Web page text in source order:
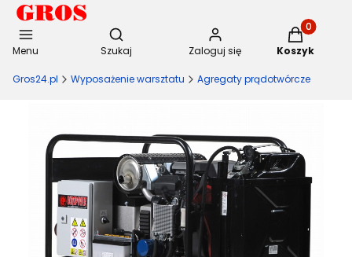
Menu
Otwórz wyszukiwarkę
Szukaj Zaloguj się
Produkty
Koszyk
Gros24.pl Wyposażenie warsztatu Agregaty prądotwórcze